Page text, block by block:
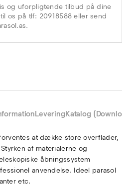
og uforpligtende tilbud på dine
os på tlf: 20918588 eller send
LeveringKatalog
at dække store overflader,
af materialerne og
åbningssystem
anvendelse. Ideel parasol
etc.